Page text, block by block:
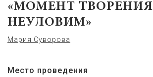
«МОМЕНТ ТВОРЕНИЯ
НЕУЛОВИМ»
Мария Суворова
Место проведения